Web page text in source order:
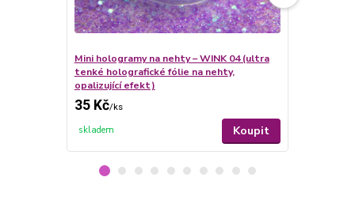
Mini hologramy na nehty – WINK 04 (ultra
tenké holografické fólie na nehty,
opalizující efekt)
35 Kč/ks
skladem Koupit